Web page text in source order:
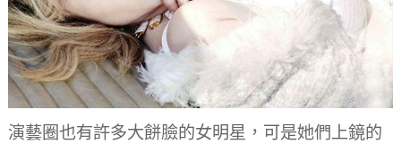
演藝圈也有許多大餅臉的女明星，可是她們上鏡的